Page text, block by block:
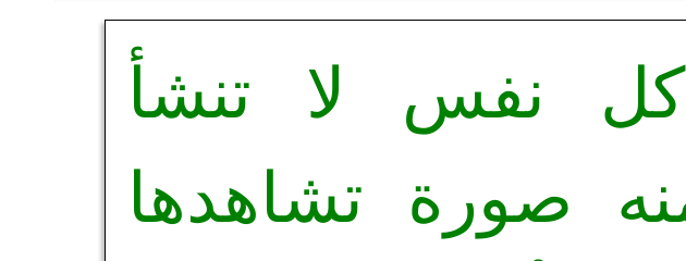
كل نفس لا تنشأ
صورة تشاهدها